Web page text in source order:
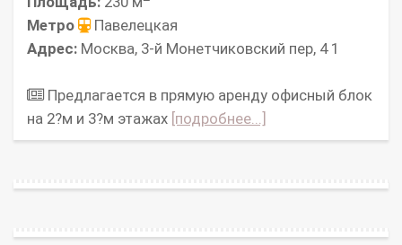
Метро
Павелецкая
Адрес: Москва, 3-й Монетчиковский пер, 4 1
Предлагается в прямую аренду офисный блок
на 2?м и 3?м этажах [подробнее...]